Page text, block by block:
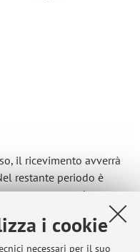
i cookie
necessari per il suo
il ricevimento avverrà
restante periodo è
per concordare un
modalità telematica, su